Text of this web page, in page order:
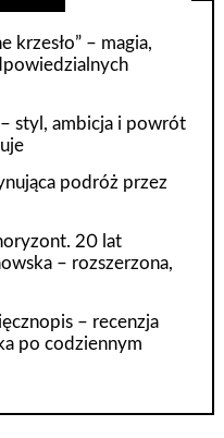
krzesło” – magia,
– styl, ambicja i powrót
podróż przez
20 lat
– rozszerzona,
– recenzja
po codziennym